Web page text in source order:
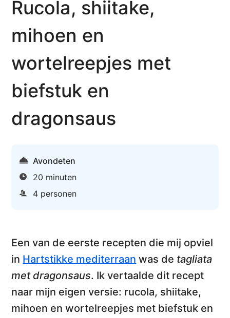
Rucola, shiitake,
mihoen en
wortelreepjes met
biefstuk en
dragonsaus
Avondeten
20 minuten
4 personen
Een van de eerste recepten die mij opviel
in Hartstikke mediterraan was de tagliata
met dragonsaus. Ik vertaalde dit recept
naar mijn eigen versie: rucola, shiitake,
mihoen en wortelreepjes met biefstuk en